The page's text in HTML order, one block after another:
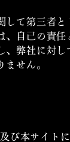
して第三者と
、自己の責任
、弊社に対し
ません。
び本サイト